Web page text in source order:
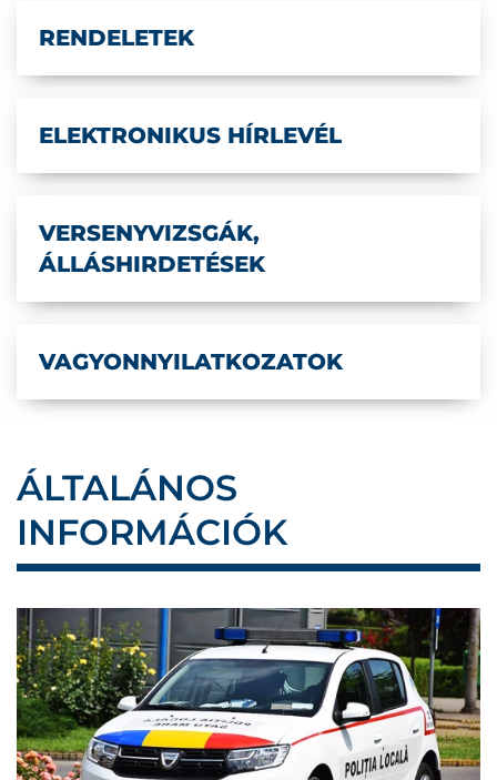
RENDELETEK
ELEKTRONIKUS HÍRLEVÉL
VERSENYVIZSGÁK,
ÁLLÁSHIRDETÉSEK
VAGYONNYILATKOZATOK
ÁLTALÁNOS
INFORMÁCIÓK